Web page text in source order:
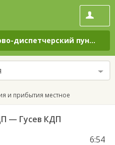
Краснознаменск Кассово-диспетчерский пункт
и прибытия местное
— Гусев КДП
6:54